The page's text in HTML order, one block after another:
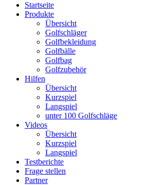
Startseite
Produkte
Übersicht
Golfschläger
Golfbekleidung
Golfbälle
Golfbag
Golfzubehör
Hilfen
Übersicht
Kurzspiel
Langspiel
unter 100 Golfschläge
Videos
Übersicht
Kurzspiel
Langspiel
Testberichte
Frage stellen
Partner